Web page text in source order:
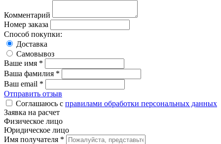
Комментарий
Номер заказа
Способ покупки:
Доставка
Самовывоз
Ваше имя *
Ваша фамилия *
Ваш email *
Отправить отзыв
Соглашаюсь с правилами обработки персональных данных
Заявка на расчет
Физическое лицо
Юридическое лицо
Имя получателя *